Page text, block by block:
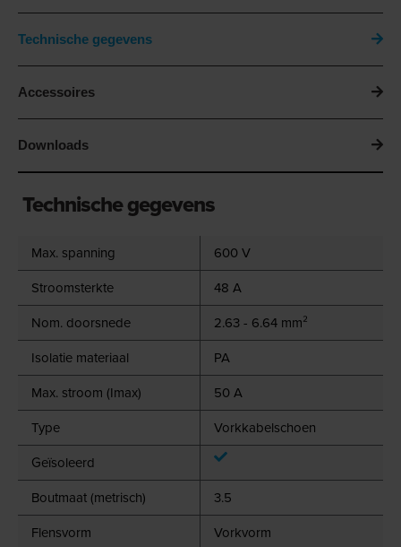
Technische gegevens
Accessoires
Downloads
Technische gegevens
Max. spanning
600 V
Stroomsterkte
48 A
Nom. doorsnede
2.63 - 6.64 mm²
Isolatie materiaal
PA
Max. stroom (Imax)
50 A
Type
Vorkkabelschoen
Geïsoleerd
Boutmaat (metrisch)
3.5
Flensvorm
Vorkvorm